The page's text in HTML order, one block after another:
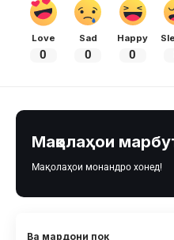
Love
0
Sad
0
Happy
0
Мақолаҳои
Мақолаҳои монандро хонед!
Ва мардони пок